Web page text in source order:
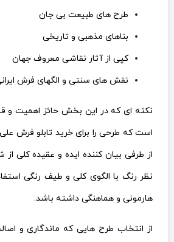
طرح های طبیعت بی جان
بناهای مذهبی و تاریخی
کپی از آثار نقاشی معروف جهان
نقش های سنتی و الگهای فرش
نکته ای که در این بخش حائز اهمیت و
است که طرحی را برای خرید تابلو فرش
از طرفی بیان کننده ایده و عقیده کلی از
نظر رنگ با الگوی کلی و طیف رنگی
هارمونی و هماهنگی داشته باشد.
از انتخاب طرح هایی که ماندگاری و